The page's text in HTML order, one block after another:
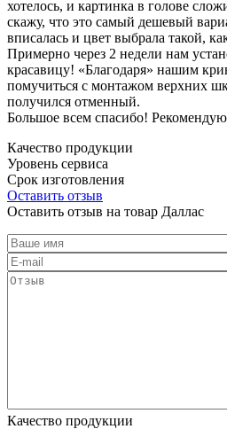
хотелось, и картинка в голове
скажу, что это самый дешевый
вписалась и цвет выбрала такой,
Примерно через 2 недели нам
красавицу! «Благодаря» нашим
помучиться с монтажом верхних
получился отменный.
Большое всем спасибо!
Качество продукции
Уровень сервиса
Срок изготовления
Оставить отзыв
Оставить отзыв на товар Даллас
Качество продукции